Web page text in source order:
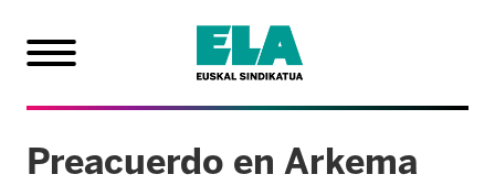
Preacuerdo en Arkema